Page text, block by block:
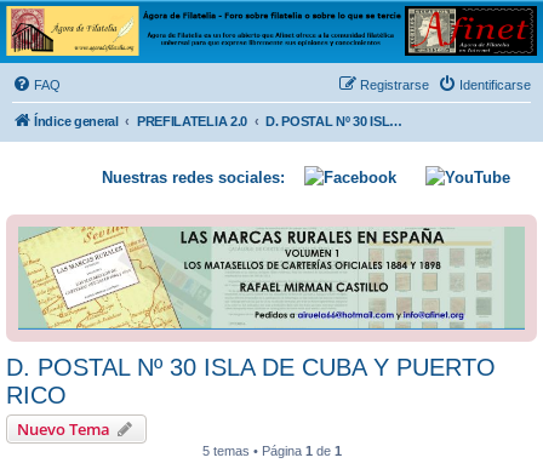
Ágora de Filatelia
Foro sobre filatelia o sobre lo que se tercie. Ágora de Filatelia es un foro abierto que Afinet
ofrece a la comunidad filatélica universal para que exprese libremente sus opiniones y
conocimientos
FAQ Identificarse
Registrarse
Índice general PREFILATELIA 2.0 D. POSTAL Nº 30 ISLA DE CUBA Y PUERTO RICO
Nuestras redes sociales:
D. POSTAL Nº 30 ISLA DE CUBA Y PUERTO
RICO
Nuevo Tema
5 temas • Página 1 de 1